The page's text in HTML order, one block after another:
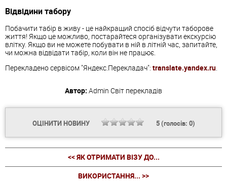
Відвідини табору
Побачити табір в живу - це найкращий спосіб відчути таборове
життя! Якщо це можливо, постарайтеся організувати екскурсію
влітку. Якщо ви не можете побувати в ній в літній час, запитайте,
чи можна відвідати табір, коли він не працює.
Перекладено сервісом "Яндекс.Перекладач": translate.yandex.ru.
Автор: Admin Світ перекладів
ОЦІНИТИ НОВИНУ 5(голосів: 0)
<< ЯК ОТРИМАТИ ВІЗУ ДО...
ВИКОРИСТАННЯ... >>